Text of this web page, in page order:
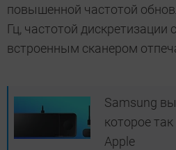
повышенной частотой
Гц, частотой дискретизации
встроенным сканером
Samsung
которое
Apple